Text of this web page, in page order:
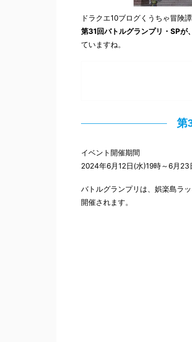
ドラクエ10ブログくうちゃ冒険
第31回バトルグランプリ・SP
ていますね。
第
イベント開催期間
2024年6月12日(水)19時～6月23
バトルグランプリは、娯楽島ラ
開催されます。